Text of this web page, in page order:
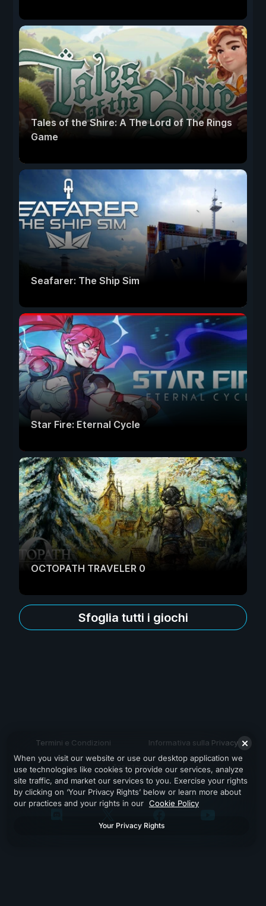
Tales of the Shire: A The Lord of The Rings
Game
Seafarer: The Ship Sim
Star Fire: Eternal Cycle
OCTOPATH TRAVELER 0
Sfoglia tutti i giochi
Termini e Condizioni Informativa sulla Privacy
Assistenza
When you visit our website or use our desktop application we
use technologies like cookies to provide our services, analyze
site traffic, and market our services to you. Exercise your rights
by clicking on ‘Your Privacy Rights’ below or learn more about
our practices and your rights in our Cookie Policy
Your Privacy Rights